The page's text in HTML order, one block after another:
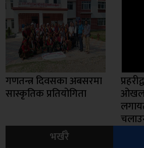
गणतन्त्र दिवसका अबसरमा
सास्कृतिक प्रतियोगिता
भर्खरै